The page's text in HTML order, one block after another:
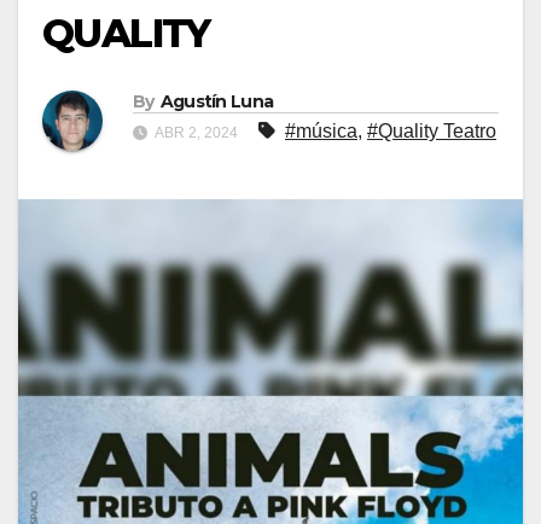
QUALITY
By Agustín Luna
ABR 2, 2024 #música, #Quality Teatro